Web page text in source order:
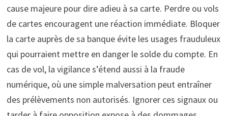
cause majeure pour dire adieu à sa carte. Perdre ou vols
de cartes encouragent une réaction immédiate. Bloquer
la carte auprès de sa banque évite les usages frauduleux
qui pourraient mettre en danger le solde du compte. En
cas de vol, la vigilance s’étend aussi à la fraude
numérique, où une simple malversation peut entraîner
des prélèvements non autorisés. Ignorer ces signaux ou